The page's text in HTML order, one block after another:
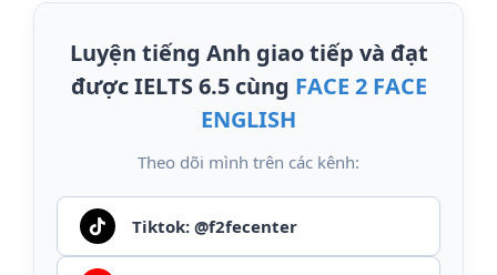
Luyện tiếng Anh giao tiếp và đạt
được IELTS 6.5 cùng FACE 2 FACE
ENGLISH
Theo dõi mình trên các kênh:
Tiktok: @f2fecenter